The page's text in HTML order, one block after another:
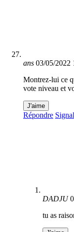
ans 03/05/2022
Montrez-lui ce
vote niveau et
J'aime
Répondre
DADJU
tu as